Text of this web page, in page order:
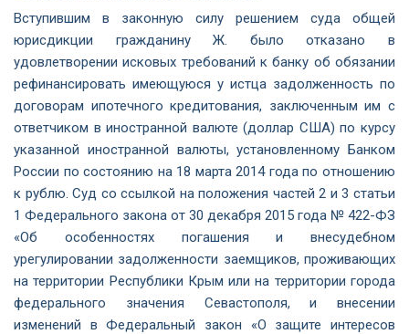
Вступившим в законную силу решением суда общей
юрисдикции гражданину Ж. было отказано в
удовлетворении исковых требований к банку об обязании
рефинансировать имеющуюся у истца задолженность по
договорам ипотечного кредитования, заключенным им с
ответчиком в иностранной валюте (доллар США) по курсу
указанной иностранной валюты, установленному Банком
России по состоянию на 18 марта 2014 года по отношению
к рублю. Суд со ссылкой на положения частей 2 и 3 статьи
1 Федерального закона от 30 декабря 2015 года № 422-ФЗ
«Об особенностях погашения и внесудебном
урегулировании задолженности заемщиков, проживающих
на территории Республики Крым или на территории города
федерального значения Севастополя, и внесении
изменений в Федеральный закон «О защите интересов